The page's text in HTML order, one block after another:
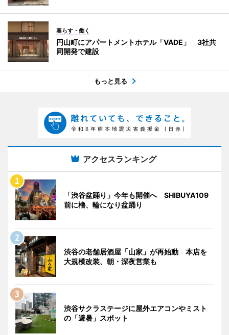
暮らす・働く
円山町にアパートメントホテル「VADE」 3社共
同開発で建設
もっと見る
アクセスランキング
「渋谷盆踊り」今年も開催へ SHIBUYA109
前に櫓、輪になり盆踊り
渋谷の老舗居酒屋「山家」が再始動 本店を
大規模改装、朝・深夜営業も
渋谷サクラステージに屋外エアコンやミスト
の「避暑」スポット